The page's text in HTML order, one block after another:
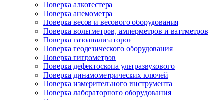
Поверка алкотестера
Поверка анемометра
Поверка весов и весового оборудования
Поверка вольтметров, амперметров и ваттметров
Поверка газоанализаторов
Поверка геодезического оборудования
Поверка гигрометров
Поверка дефектоскопа ультразвукового
Поверка динамометрических ключей
Поверка измерительного инструмента
Поверка лабораторного оборудования